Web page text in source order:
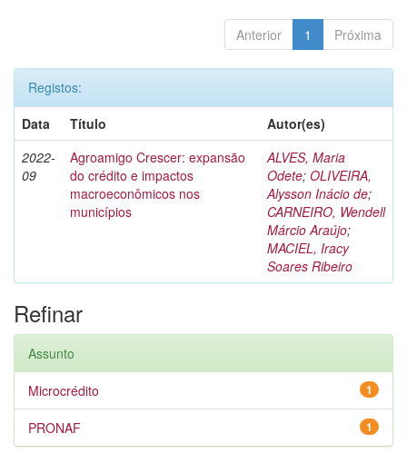
Anterior 1 Próxima
Registos:
Data
Título
Autor(es)
2022-
09
Agroamigo Crescer: expansão
do crédito e impactos
macroeconômicos nos
municípios
ALVES, Maria
Odete; OLIVEIRA,
Alysson Inácio de;
CARNEIRO, Wendell
Márcio Araújo;
MACIEL, Iracy
Soares Ribeiro
Refinar
Assunto
1
Microcrédito
1
PRONAF